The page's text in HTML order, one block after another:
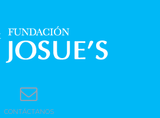
CONTÁCTANOS